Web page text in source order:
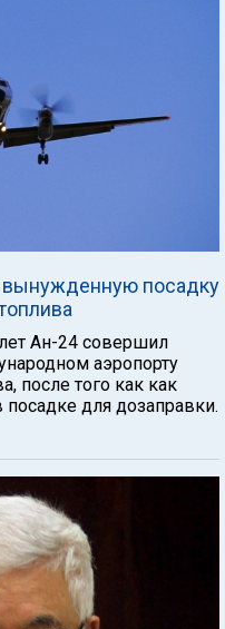
посадку
Ан-24 совершил
аэропорту
после того как как
посадке для дозаправки.